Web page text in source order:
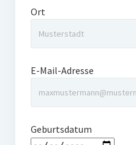
Ort
E-Mail-Adresse
Geburtsdatum